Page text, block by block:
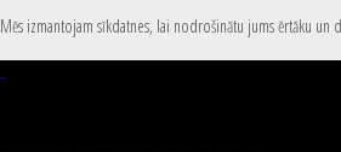
Mēs izmantojam sīkdatnes, lai nodrošinātu jums ērtāku